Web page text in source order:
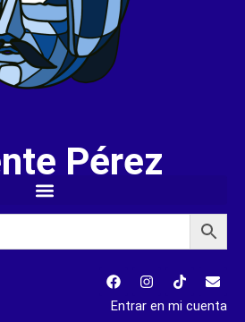
Pérez
Entrar en mi cuenta